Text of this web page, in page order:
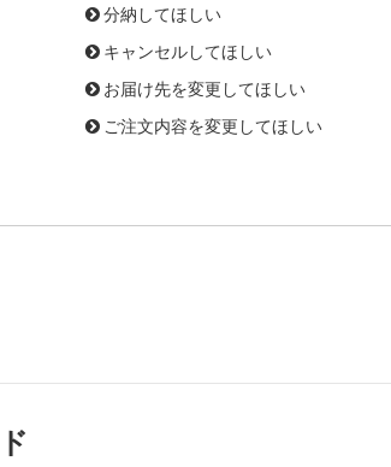
分納してほしい
キャンセルしてほしい
お届け先を変更してほしい
ご注文内容を変更してほしい